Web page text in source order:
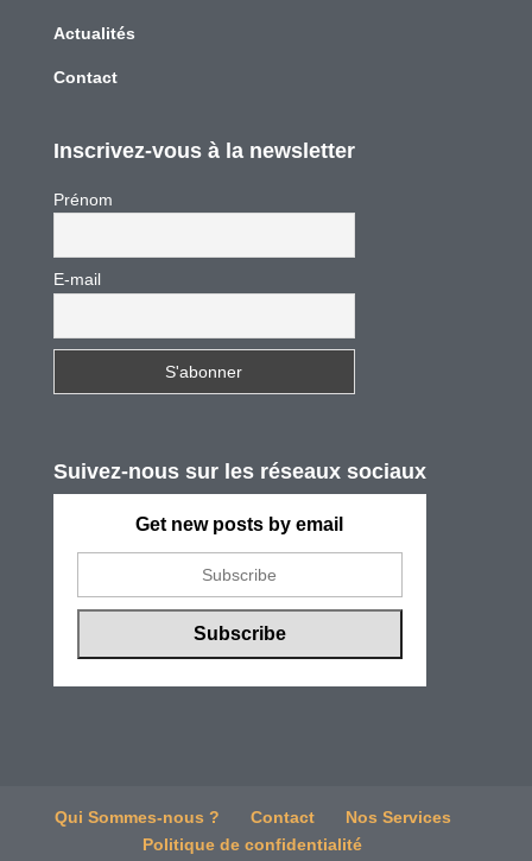
Actualités
Contact
Inscrivez-vous à la newsletter
Prénom
E-mail
Suivez-nous sur les réseaux sociaux
Get new posts by email
Qui Sommes-nous ? Contact
Nos Services
Politique de confidentialité